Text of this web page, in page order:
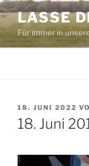
Zum
Inhalt
springen
LASSE
Für immer in
AM
18. JUNI 2022
18. Juni